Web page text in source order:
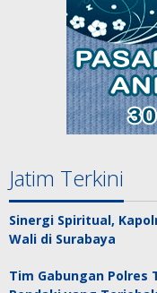
Jatim Terkini
Sinergi Spiritual,
Wali di Surabaya
Tim Gabungan Polres